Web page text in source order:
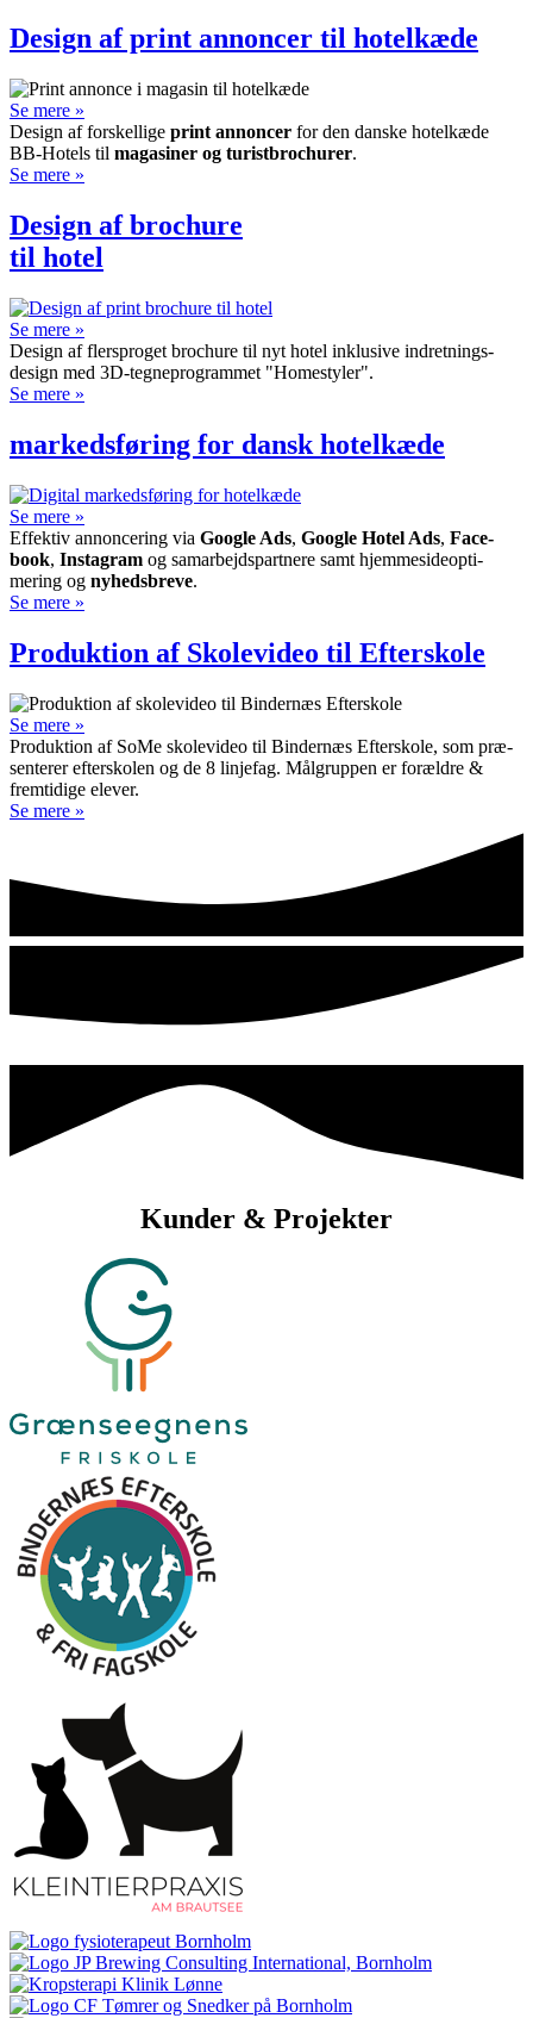
Design af print annoncer til hotelkæde
Se mere »
Design af forskellige print annoncer for den danske hotelkæde
BB-Hotels til magasiner og turistbrochurer.
Se mere »
Design af brochure
til hotel
Se mere »
Design af flersproget brochure til nyt hotel inklusive indretnings­
design med 3D-tegne­programmet "Homestyler".
Se mere »
markedsføring for dansk hotelkæde
Se mere »
Effektiv annon­cering via Google Ads, Google Hotel Ads, Face­
book, Insta­gram og sam­arbejds­partnere samt hjemme­side­opti­
mering og nyheds­breve.
Se mere »
Produktion af Skolevideo til Efterskole
Se mere »
Produktion af SoMe skole­video til Binder­næs Efter­skole, som præ­
sen­terer efter­skolen og de 8 linje­fag. Mål­gruppen er for­ældre &
frem­tidige elever.
Se mere »
Kunder & Projekter